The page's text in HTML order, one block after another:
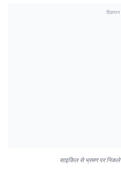
विज्ञापन
साइकिल से भ्रमण पर